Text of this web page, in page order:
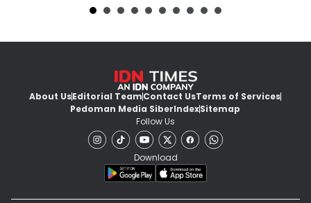
About UsEditorial TeamContact UsTerms of Services
Pedoman Media SiberIndexSitemap
Follow Us
Download